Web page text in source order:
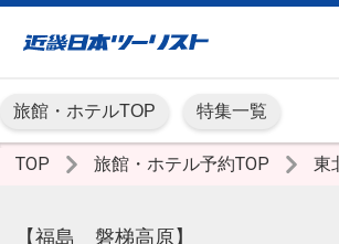
旅館・ホテルTOP 特集一覧
TOP 旅館・ホテル予約TOP 東
【福島 磐梯高原】